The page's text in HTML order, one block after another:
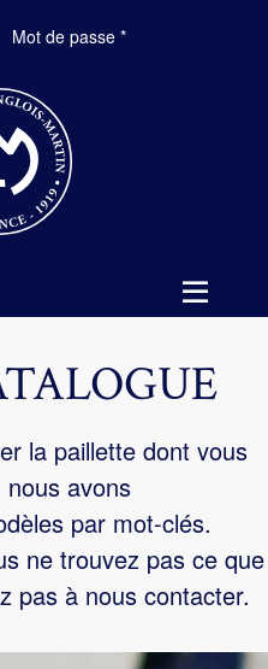
Mot de passe*Obligatoire
la paillette dont vous
avons
par mot-clés.
ne trouvez pas ce que
pas à nous contacter.